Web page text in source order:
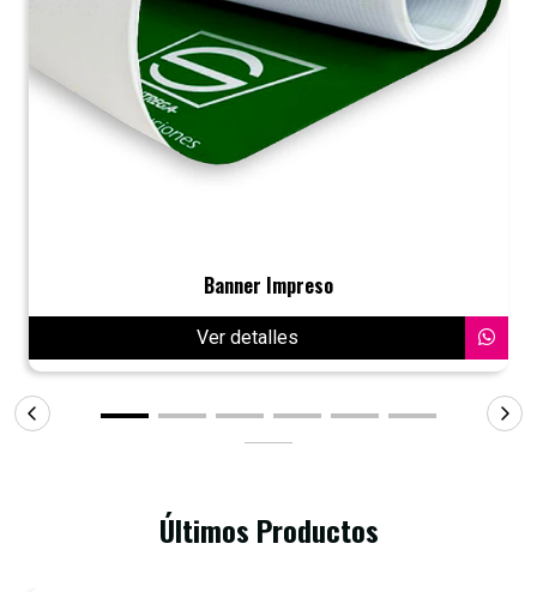
Banner Impreso
Ver detalles
Últimos Productos